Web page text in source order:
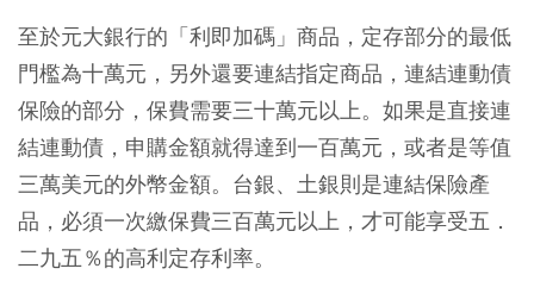
至於元大銀行的「利即加碼」商品，定存部分的最低
門檻為十萬元，另外還要連結指定商品，連結連動債
保險的部分，保費需要三十萬元以上。如果是直接連
結連動債，申購金額就得達到一百萬元，或者是等值
三萬美元的外幣金額。台銀、土銀則是連結保險產
品，必須一次繳保費三百萬元以上，才可能享受五．
二九五％的高利定存利率。